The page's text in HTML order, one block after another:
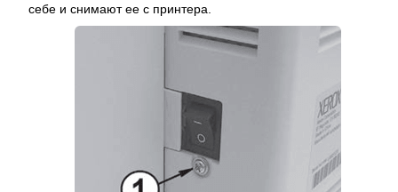
себе и снимают ее с принтера.